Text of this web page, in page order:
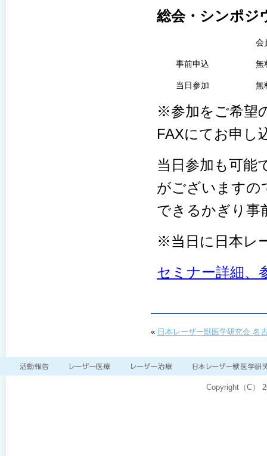
総会・シンポジ
会
事前申込 無
当日参加 無
※参加をご希望
FAXにてお申し
当日参加も可能
がございますの
できるかぎり事
※当日に日本レ
セミナー詳細、
« 日本レーザー獣医学研究会 名
Copyright（C）